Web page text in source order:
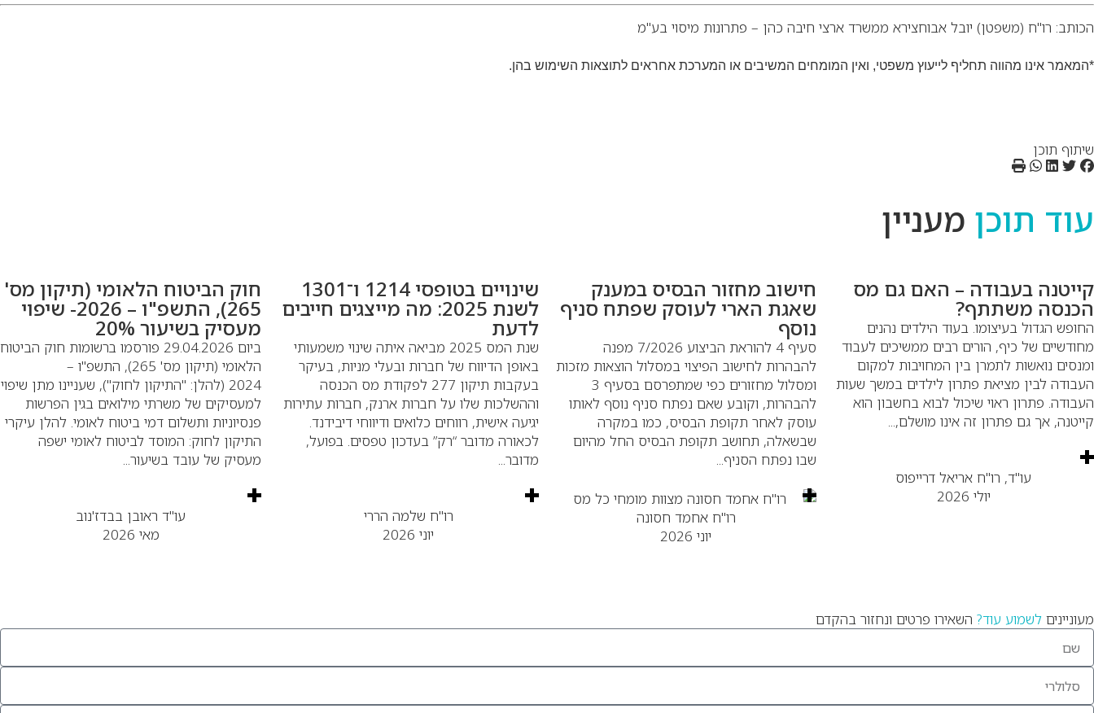
הכותב: רו"ח (משפטן) יובל אבוחצירא ממשרד ארצי חיבה כהן – פתרונות מיסוי בע"מ
*המאמר אינו מהווה תחליף לייעוץ משפטי, ואין המומחים המשיבים או המערכת אחראים לתוצאות השימוש בהן.
שיתוף תוכן
עוד תוכן מעניין
קייטנה בעבודה – האם גם מס
הכנסה משתתף?
החופש הגדול בעיצומו. בעוד הילדים נהנים
מחודשיים של כיף, הורים רבים ממשיכים לעבוד
ומנסים נואשות לתמרן בין המחויבות למקום
העבודה לבין מציאת פתרון לילדים במשך שעות
העבודה. פתרון ראוי שיכול לבוא בחשבון הוא
קייטנה, אך גם פתרון זה אינו מושלם,...
עו"ד, רו"ח אריאל דרייפוס
יולי 2026
חישוב מחזור הבסיס במענק
שאגת הארי לעוסק שפתח סניף
נוסף
סעיף 4 להוראת הביצוע 7/2026 מפנה
להבהרות לחישוב הפיצוי במסלול הוצאות מזכות
ומסלול מחזורים כפי שמתפרסם בסעיף 3
להבהרות, וקובע שאם נפתח סניף נוסף לאותו
עוסק לאחר תקופת הבסיס, כמו במקרה
שבשאלה, תחושב תקופת הבסיס החל מהיום
שבו נפתח הסניף...
רו"ח אחמד חסונה
יוני 2026
שינויים בטופסי 1214 ו־1301
לשנת 2025: מה מייצגים חייבים
לדעת
שנת המס 2025 מביאה איתה שינוי משמעותי
באופן הדיווח של חברות ובעלי מניות, בעיקר
בעקבות תיקון 277 לפקודת מס הכנסה
וההשלכות שלו על חברות ארנק, חברות עתירות
יגיעה אישית, רווחים כלואים ודיווחי דיבידנד.
לכאורה מדובר “רק” בעדכון טפסים. בפועל,
מדובר...
רו"ח שלמה הררי
יוני 2026
חוק הביטוח הלאומי (תיקון מס'
265), התשפ"ו – 2026- שיפוי
מעסיק בשיעור 20%
ביום 29.04.2026 פורסמו ברשומות חוק הביטוח
הלאומי (תיקון מס' 265), התשפ"ו –
2024 (להלן: "התיקון לחוק"), שעניינו מתן שיפוי
למעסיקים של משרתי מילואים בגין הפרשות
פנסיוניות ותשלום דמי ביטוח לאומי. להלן עיקרי
התיקון לחוק: המוסד לביטוח לאומי ישפה
מעסיק של עובד בשיעור...
עו"ד ראובן בבדז'נוב
מאי 2026
מעוניינים לשמוע עוד? השאירו פרטים ונחזור בהקדם